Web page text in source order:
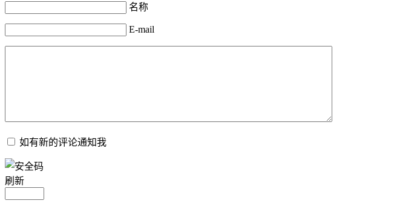
名称
E-mail
如有新的评论通知我
刷新